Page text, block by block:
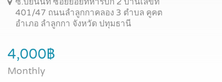
401/47 ถนนลำลูกกาคลอง 3 ตำบล คูคต
อำเภอ ลำลูกกา จังหวัด ปทุมธานี
4,000฿
Monthly